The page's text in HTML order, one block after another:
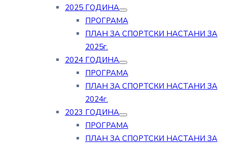
2025 ГОДИНА
ПРОГРАМА
ПЛАН ЗА СПОРТСКИ НАСТАНИ ЗА
2025г.
2024 ГОДИНА
ПРОГРАМА
ПЛАН ЗА СПОРТСКИ НАСТАНИ ЗА
2024г.
2023 ГОДИНА
ПРОГРАМА
ПЛАН ЗА СПОРТСКИ НАСТАНИ ЗА